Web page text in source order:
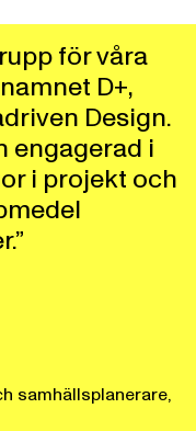
för våra
D+,
Design.
engagerad i
i projekt och
samhällsplanerare,